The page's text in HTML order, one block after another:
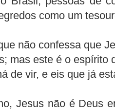
como um
não confessa que
mas este é o espírito
de vir, e eis que já
Jesus não é Deus